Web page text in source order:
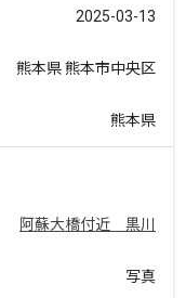
2025-03-13
熊本県 熊本市中央区
熊本県
阿蘇大橋付近 黒川
写真